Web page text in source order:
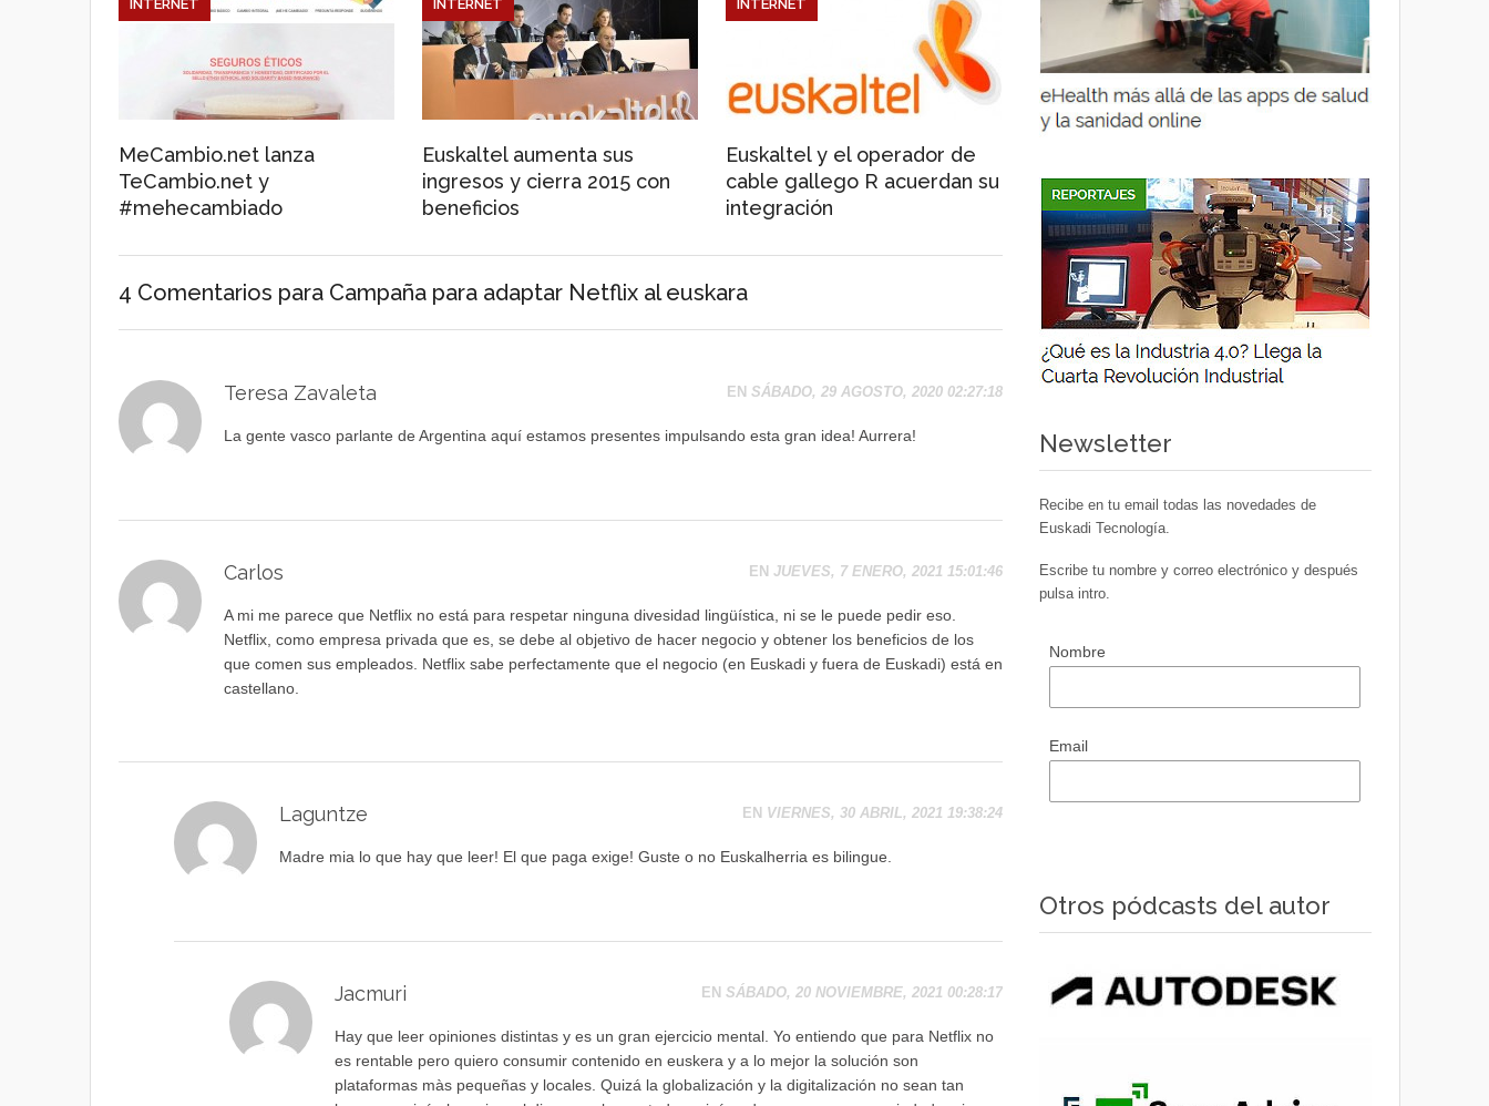
MeCambio.net lanza
TeCambio.net y
#mehecambiado
INTERNET
Euskaltel aumenta sus
ingresos y cierra 2015 con
beneficios
INTERNET
Euskaltel y el operador de
cable gallego R acuerdan su
integración
INTERNET
4 Comentarios para Campaña para adaptar Netflix al euskara
Teresa Zavaleta EN SÁBADO, 29 AGOSTO, 2020 02:27:18
La gente vasco parlante de Argentina aquí estamos presentes impulsando esta gran idea! Aurrera!
Carlos EN JUEVES, 7 ENERO, 2021 15:01:46
A mi me parece que Netflix no está para respetar ninguna divesidad lingüística, ni se le puede pedir eso.
Netflix, como empresa privada que es, se debe al objetivo de hacer negocio y obtener los beneficios de los
que comen sus empleados. Netflix sabe perfectamente que el negocio (en Euskadi y fuera de Euskadi) está en
castellano.
Laguntze EN VIERNES, 30 ABRIL, 2021 19:38:24
Madre mia lo que hay que leer! El que paga exige! Guste o no Euskalherria es bilingue.
Jacmuri EN SÁBADO, 20 NOVIEMBRE, 2021 00:28:17
Hay que leer opiniones distintas y es un gran ejercicio mental. Yo entiendo que para Netflix no
es rentable pero quiero consumir contenido en euskera y a lo mejor la solución son
plataformas màs pequeñas y locales. Quizá la globalización y la digitalización no sean tan
Newsletter
Recibe en tu email todas las novedades de
Euskadi Tecnología.
Escribe tu nombre y correo electrónico y después
pulsa intro.
Nombre
Email
Otros pódcasts del autor